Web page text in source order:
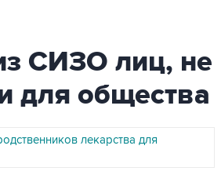
СИЗО лиц, не
для общества
лекарства для